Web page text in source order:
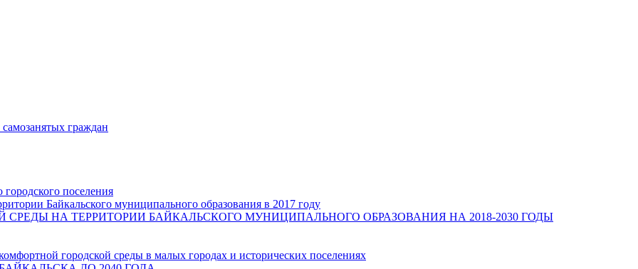
граждан
поселения
Байкальского муниципального образования в 2017 году
НА ТЕРРИТОРИИ БАЙКАЛЬСКОГО МУНИЦИПАЛЬНОГО ОБРАЗОВАНИЯ НА 2018-2030 ГОДЫ
городской среды в малых городах и исторических поселениях